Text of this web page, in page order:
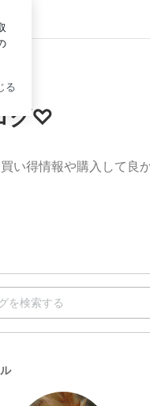
ンブログ♡
グ♡
い得情報や購入して良